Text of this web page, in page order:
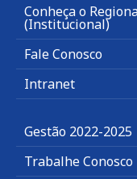
Conheça o
(Institucional)
Fale Conosco
Intranet
Gestão 2022-2025
Trabalhe Conosco